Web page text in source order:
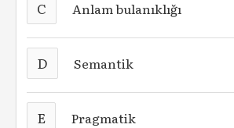
C Anlam bulanıklığı
D Semantik
E Pragmatik